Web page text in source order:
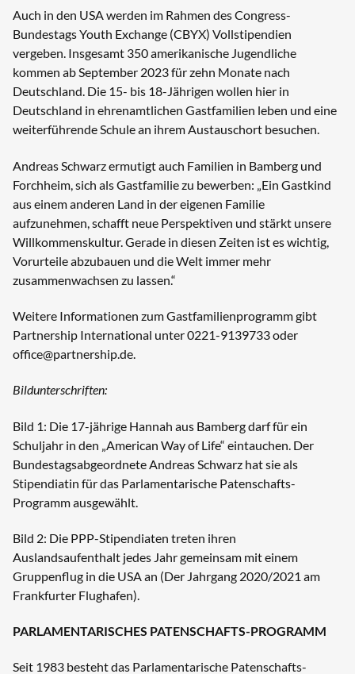
Auch in den USA werden im Rahmen des Congress-
Bundestags Youth Exchange (CBYX) Vollstipendien
vergeben. Insgesamt 350 amerikanische Jugendliche
kommen ab September 2023 für zehn Monate nach
Deutschland. Die 15- bis 18-Jährigen wollen hier in
Deutschland in ehrenamtlichen Gastfamilien leben und eine
weiterführende Schule an ihrem Austauschort besuchen.
Andreas Schwarz ermutigt auch Familien in Bamberg und
Forchheim, sich als Gastfamilie zu bewerben: „Ein Gastkind
aus einem anderen Land in der eigenen Familie
aufzunehmen, schafft neue Perspektiven und stärkt unsere
Willkommenskultur. Gerade in diesen Zeiten ist es wichtig,
Vorurteile abzubauen und die Welt immer mehr
zusammenwachsen zu lassen.“
Weitere Informationen zum Gastfamilienprogramm gibt
Partnership International unter 0221-9139733 oder
office@partnership.de.
Bildunterschriften:
Bild 1: Die 17-jährige Hannah aus Bamberg darf für ein
Schuljahr in den „American Way of Life“ eintauchen. Der
Bundestagsabgeordnete Andreas Schwarz hat sie als
Stipendiatin für das Parlamentarische Patenschafts-
Programm ausgewählt.
Bild 2: Die PPP-Stipendiaten treten ihren
Auslandsaufenthalt jedes Jahr gemeinsam mit einem
Gruppenflug in die USA an (Der Jahrgang 2020/2021 am
Frankfurter Flughafen).
PARLAMENTARISCHES PATENSCHAFTS-PROGRAMM
Seit 1983 besteht das Parlamentarische Patenschafts-